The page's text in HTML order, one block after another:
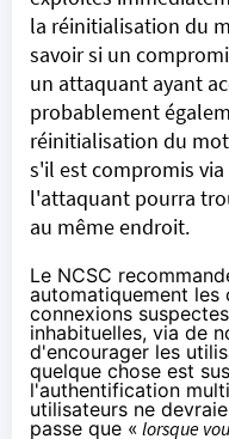
la réinitialisation du
savoir si un
un attaquant ayant
probablement
réinitialisation du
s'il est compromis
l'attaquant pourra
au même endroit.
Le NCSC
automatiquement les
connexions
inhabituelles, via de
d'encourager les
quelque chose est
l'authentification
utilisateurs ne
passe que « lorsque